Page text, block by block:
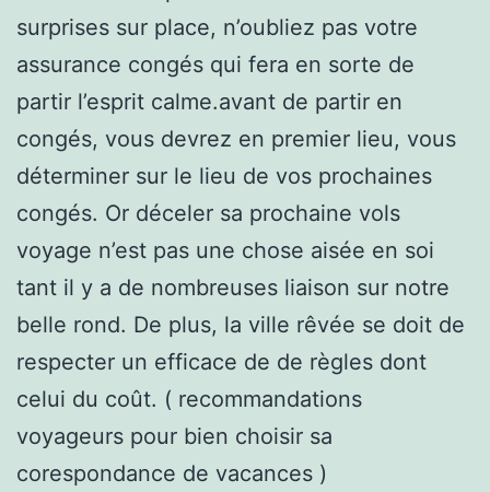
surprises sur place, n’oubliez pas votre
assurance congés qui fera en sorte de
partir l’esprit calme.avant de partir en
congés, vous devrez en premier lieu, vous
déterminer sur le lieu de vos prochaines
congés. Or déceler sa prochaine vols
voyage n’est pas une chose aisée en soi
tant il y a de nombreuses liaison sur notre
belle rond. De plus, la ville rêvée se doit de
respecter un efficace de de règles dont
celui du coût. ( recommandations
voyageurs pour bien choisir sa
corespondance de vacances )